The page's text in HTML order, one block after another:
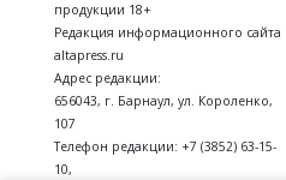
продукции 18+
Редакция информационного сайта
altapress.ru
Адрес редакции:
656043, г. Барнаул, ул. Короленко,
107
Телефон редакции: +7 (3852) 63-15-
10,